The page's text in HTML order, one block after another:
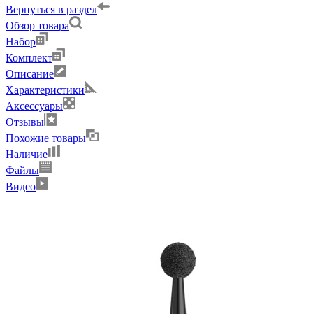
Вернуться в раздел
Обзор товара
Набор
Комплект
Описание
Характеристики
Аксессуары
Отзывы
Похожие товары
Наличие
Файлы
Видео